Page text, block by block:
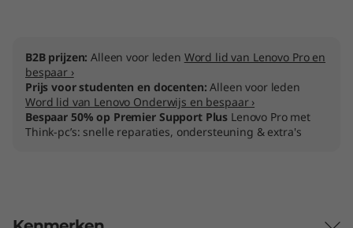
B2B prijzen:Alleen voor leden Word lid van Lenovo Pro en
bespaar ›
Prijs voor studenten en docenten:Alleen voor leden
Word lid van Lenovo Onderwijs en bespaar ›
Bespaar 50% op Premier Support Plus Lenovo Pro met
Think-pc’s: snelle reparaties, ondersteuning & extra's